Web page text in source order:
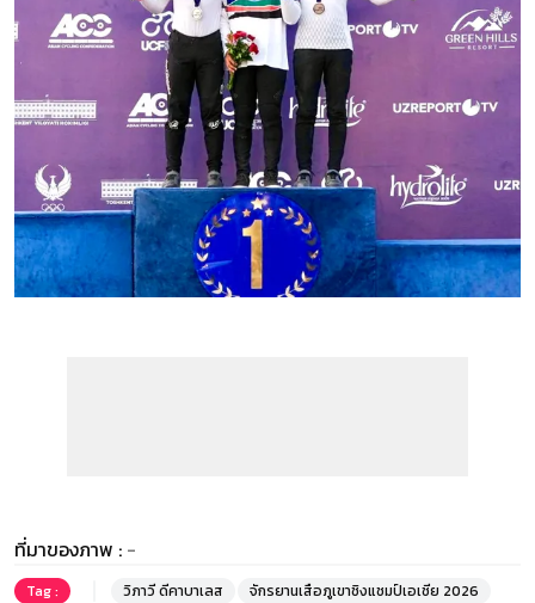
ที่มาของภาพ : -
Tag : วิภาวี ดีคาบาเลส
จักรยานเสือภูเขาชิงแชมป์เอเชีย 2026